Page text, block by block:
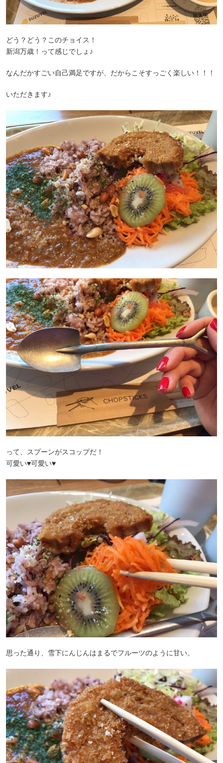
どう？どう？このチョイス！
新潟万歳！って感じでしょ♪
なんだかすごい自己満足ですが、だからこそすっごく楽しい！！！
いただきます♪
って、スプーンがスコップだ！
可愛い♥可愛い♥
思った通り、雪下にんじんはまるでフルーツのように甘い。